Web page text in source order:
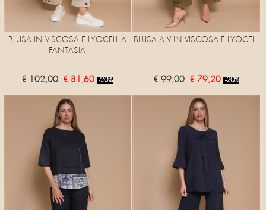
BLUSA IN VISCOSA E LYOCELL A
FANTASIA
€ 102,00 € 81,60 -20%
BLUSA A V IN VISCOSA E LYOCELL
€ 99,00 € 79,20 -20%